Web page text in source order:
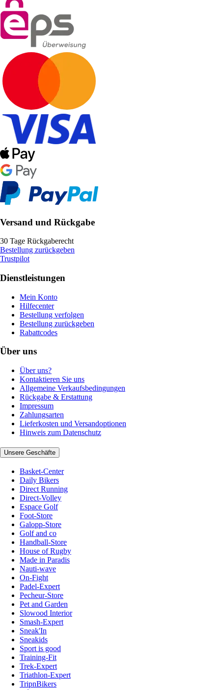
Versand und Rückgabe
30 Tage Rückgaberecht
Bestellung zurückgeben
Trustpilot
Dienstleistungen
Mein Konto
Hilfecenter
Bestellung verfolgen
Bestellung zurückgeben
Rabattcodes
Über uns
Über uns?
Kontaktieren Sie uns
Allgemeine Verkaufsbedingungen
Rückgabe & Erstattung
Impressum
Zahlungsarten
Lieferkosten und Versandoptionen
Hinweis zum Datenschutz
Unsere Geschäfte
Basket-Center
Daily Bikers
Direct Running
Direct-Volley
Espace Golf
Foot-Store
Galopp-Store
Golf and co
Handball-Store
House of Rugby
Made in Paradis
Nauti-wave
On-Fight
Padel-Expert
Pecheur-Store
Pet and Garden
Slowood Interior
Smash-Expert
Sneak'In
Sneakids
Sport is good
Training-Fit
Trek-Expert
Triathlon-Expert
TripnBikers